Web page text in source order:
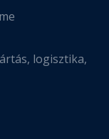
logisztika,